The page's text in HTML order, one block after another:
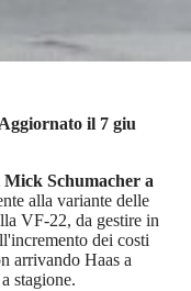
il 7 giu
Schumacher a
alla variante delle
VF-22, da gestire in
dei costi
arrivando Haas a
stagione.